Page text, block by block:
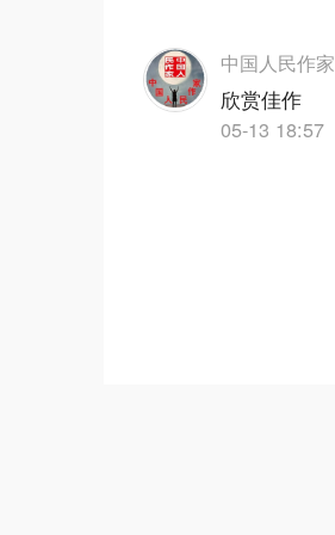
中国人民作家
欣赏佳作
05-13 18:57